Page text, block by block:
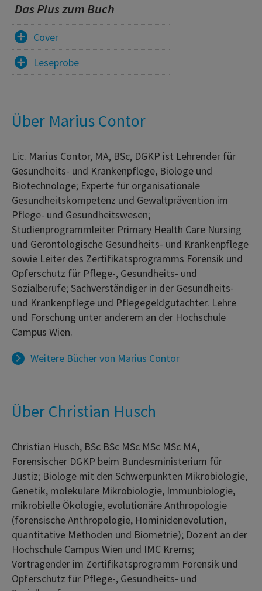
Das Plus zum Buch
Cover
Leseprobe
Über Marius Contor
Lic. Marius Contor, MA, BSc, DGKP ist Lehrender für
Gesundheits- und Krankenpflege, Biologe und
Biotechnologe; Experte für organisationale
Gesundheitskompetenz und Gewaltprävention im
Pflege- und Gesundheitswesen;
Studienprogrammleiter Primary Health Care Nursing
und Gerontologische Gesundheits- und Krankenpflege
sowie Leiter des Zertifikatsprogramms Forensik und
Opferschutz für Pflege-, Gesundheits- und
Sozialberufe; Sachverständiger in der Gesundheits-
und Krankenpflege und Pflegegeldgutachter. Lehre
und Forschung unter anderem an der Hochschule
Campus Wien.
Weitere Bücher von Marius Contor
Über Christian Husch
Christian Husch, BSc BSc MSc MSc MSc MA,
Forensischer DGKP beim Bundesministerium für
Justiz; Biologe mit den Schwerpunkten Mikrobiologie,
Genetik, molekulare Mikrobiologie, Immunbiologie,
mikrobielle Ökologie, evolutionäre Anthropologie
(forensische Anthropologie, Hominidenevolution,
quantitative Methoden und Biometrie); Dozent an der
Hochschule Campus Wien und IMC Krems;
Vortragender im Zertifikatsprogramm Forensik und
Opferschutz für Pflege-, Gesundheits- und